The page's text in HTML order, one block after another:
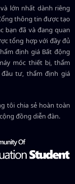
lớn nhất dành riêng
thông tin được tạo
bạn đã và đang quan
tổng hợp với đầy đủ
định giá Bất động
móc thiết bị, thẩm
tư, thẩm định giá
tôi chia sẻ hoàn toàn
đồng diễn đàn.